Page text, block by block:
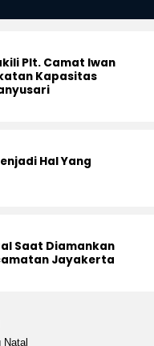
Plt. Camat Iwan
Kapasitas
Hal Yang
Saat Diamankan
Jayakerta
Natal